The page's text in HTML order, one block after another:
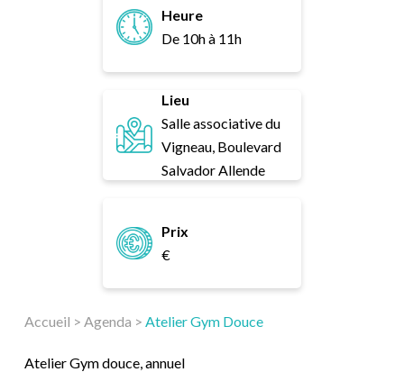
Heure
De 10h à 11h
Lieu
Salle associative du
Vigneau, Boulevard
Salvador Allende
Prix
€
Accueil > Agenda > Atelier Gym Douce
Atelier Gym douce, annuel